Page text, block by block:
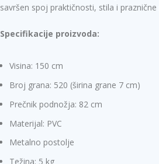
savršen spoj praktičnosti, stila i praznične
Specifikacije proizvoda:
Visina: 150 cm
Broj grana: 520 (širina grane 7 cm)
Prečnik podnožja: 82 cm
Materijal: PVC
Metalno postolje
Težina: 5 kg